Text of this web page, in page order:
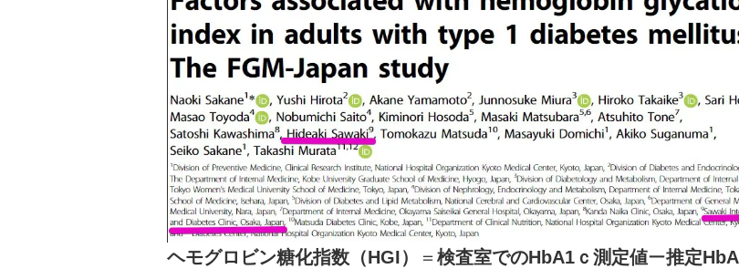
ヘモグロビン糖化指数（HGI） ＝検査室でのHbA1ｃ測定値ー推定